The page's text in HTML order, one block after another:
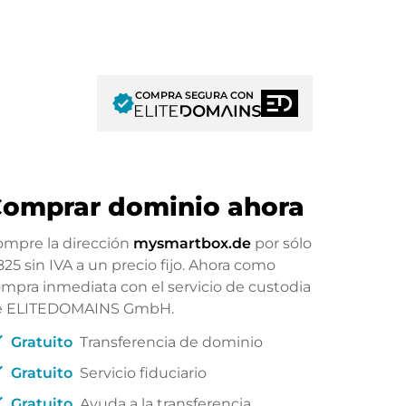
verifiedCOMPRA SEGURA CON
dominio ahora
la dirección mysmartbox.de por sólo
sin IVA a un precio fijo. Ahora como
inmediata con el servicio de custodia
ELITEDOMAINS GmbH.
Gratuito Transferencia de dominio
Gratuito Servicio fiduciario